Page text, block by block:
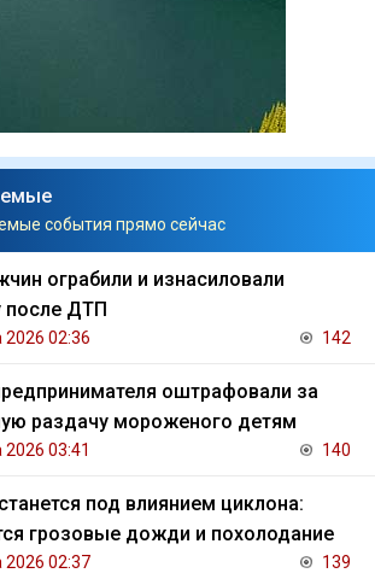
события прямо сейчас
ограбили и изнасиловали
ДТП
2026 02:36 142
оштрафовали за
раздачу мороженого детям
2026 03:41 140
под влиянием циклона:
грозовые дожди и похолодание
2026 02:37 139